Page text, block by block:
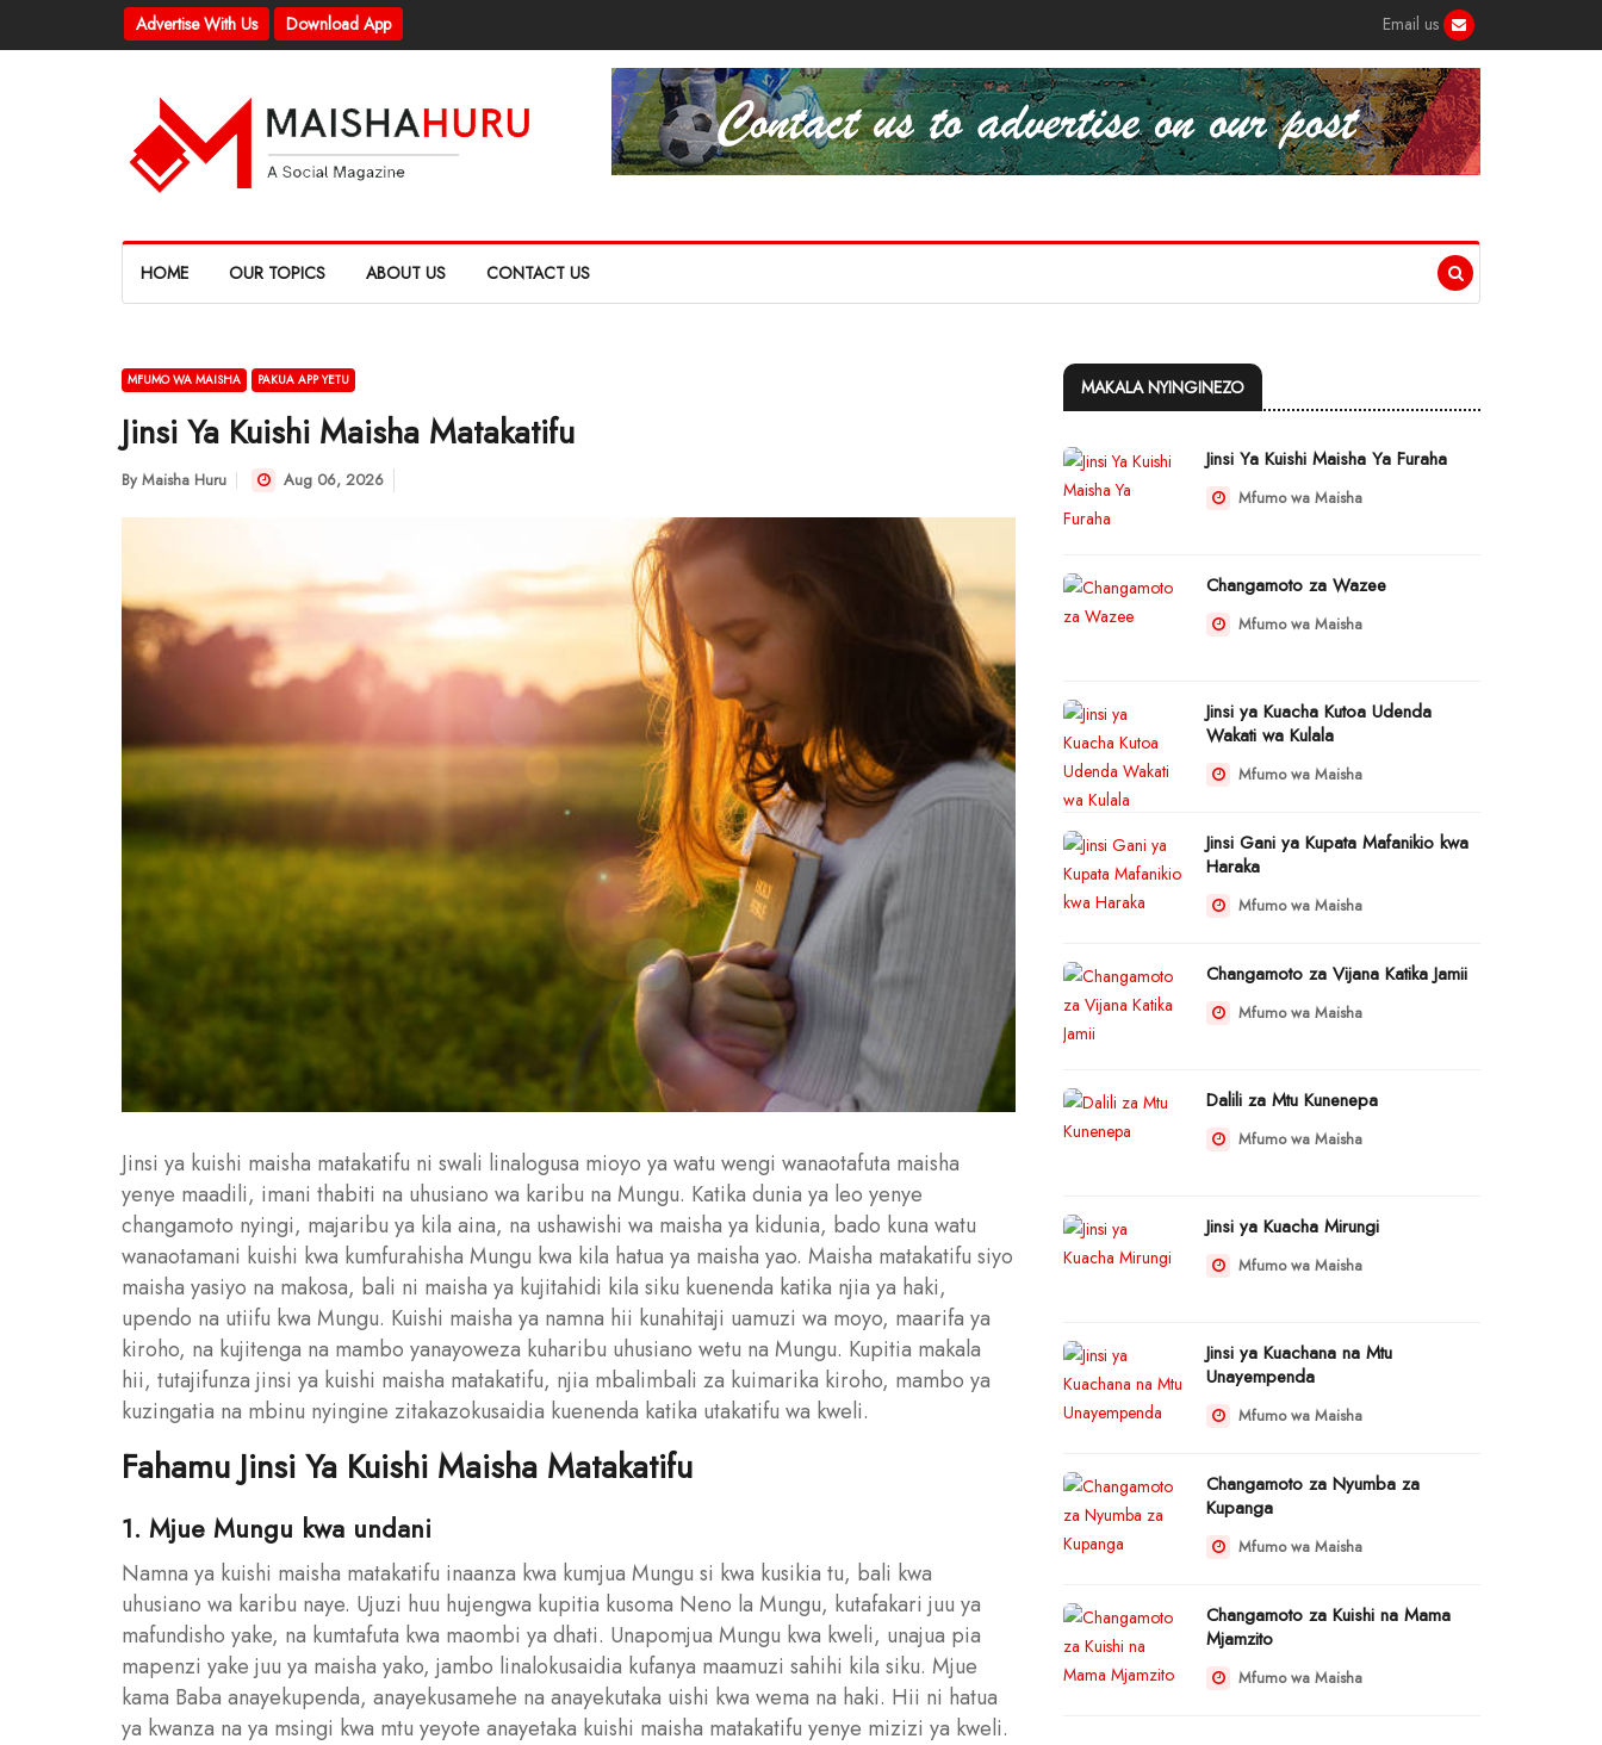
Advertise With Us Download App Email us
HOME OUR TOPICS ABOUT US CONTACT US
MFUMO WA MAISHA PAKUA APP YETU
Jinsi Ya Kuishi Maisha Matakatifu
By Maisha Huru Aug 06, 2026
Jinsi ya kuishi maisha matakatifu ni swali linalogusa mioyo ya watu wengi wanaotafuta maisha
yenye maadili, imani thabiti na uhusiano wa karibu na Mungu. Katika dunia ya leo yenye
changamoto nyingi, majaribu ya kila aina, na ushawishi wa maisha ya kidunia, bado kuna watu
wanaotamani kuishi kwa kumfurahisha Mungu kwa kila hatua ya maisha yao. Maisha matakatifu siyo
maisha yasiyo na makosa, bali ni maisha ya kujitahidi kila siku kuenenda katika njia ya haki,
upendo na utiifu kwa Mungu. Kuishi maisha ya namna hii kunahitaji uamuzi wa moyo, maarifa ya
kiroho, na kujitenga na mambo yanayoweza kuharibu uhusiano wetu na Mungu. Kupitia makala
hii, tutajifunza jinsi ya kuishi maisha matakatifu, njia mbalimbali za kuimarika kiroho, mambo ya
kuzingatia na mbinu nyingine zitakazokusaidia kuenenda katika utakatifu wa kweli.
Fahamu Jinsi Ya Kuishi Maisha Matakatifu
1. Mjue Mungu kwa undani
Namna ya kuishi maisha matakatifu inaanza kwa kumjua Mungu si kwa kusikia tu, bali kwa
uhusiano wa karibu naye. Ujuzi huu hujengwa kupitia kusoma Neno la Mungu, kutafakari juu ya
mafundisho yake, na kumtafuta kwa maombi ya dhati. Unapomjua Mungu kwa kweli, unajua pia
mapenzi yake juu ya maisha yako, jambo linalokusaidia kufanya maamuzi sahihi kila siku. Mjue
kama Baba anayekupenda, anayekusamehe na anayekutaka uishi kwa wema na haki. Hii ni hatua
ya kwanza na ya msingi kwa mtu yeyote anayetaka kuishi maisha matakatifu yenye mizizi ya kweli.
MAKALA NYINGINEZO
Jinsi Ya Kuishi Maisha Ya Furaha
Mfumo wa Maisha
Changamoto za Wazee
Mfumo wa Maisha
Jinsi ya Kuacha Kutoa Udenda
Wakati wa Kulala
Mfumo wa Maisha
Jinsi Gani ya Kupata Mafanikio kwa
Haraka
Mfumo wa Maisha
Changamoto za Vijana Katika Jamii
Mfumo wa Maisha
Dalili za Mtu Kunenepa
Mfumo wa Maisha
Jinsi ya Kuacha Mirungi
Mfumo wa Maisha
Jinsi ya Kuachana na Mtu
Unayempenda
Mfumo wa Maisha
Changamoto za Nyumba za
Kupanga
Mfumo wa Maisha
Changamoto za Kuishi na Mama
Mjamzito
Mfumo wa Maisha